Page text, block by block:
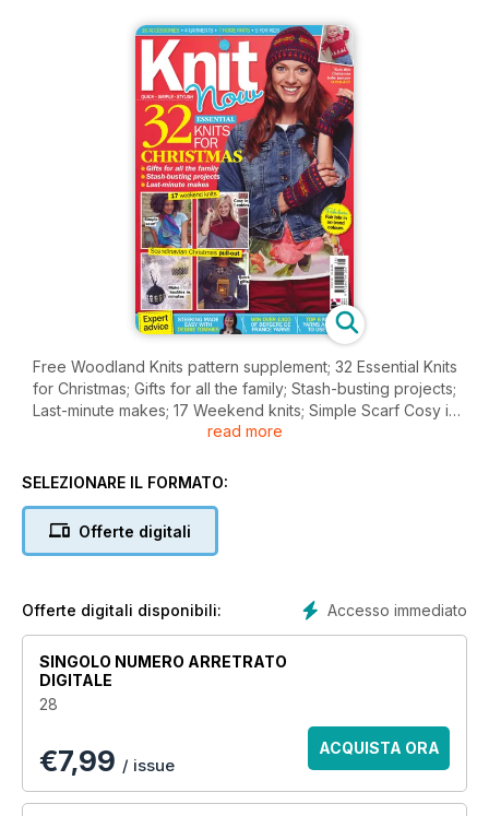
Free Woodland Knits pattern supplement; 32 Essential Knits
for Christmas; Gifts for all the family; Stash-busting projects;
Last-minute makes; 17 Weekend knits; Simple Scarf Cosy in
Cables; Scandinavian Christmas pull-out; Make baubles in
Fair Isle in on-trend colours; Expert advice; Steeking made
France Yarns; Top 6 Mohair Yarns and how to use them.
read more
SELEZIONARE IL FORMATO:
Offerte digitali
Accesso immediato
Offerte digitali disponibili:
SINGOLO NUMERO ARRETRATO
DIGITALE
28
€7,99 / issue
ACQUISTA ORA